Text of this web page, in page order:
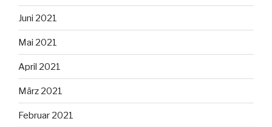
Juni 2021
Mai 2021
April 2021
März 2021
Februar 2021